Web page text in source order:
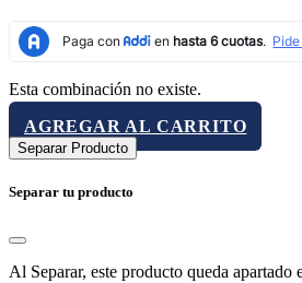
Esta combinación no existe.
AGREGAR AL CARRITO
Separar Producto
Separar tu producto
Al Separar, este producto queda apartado